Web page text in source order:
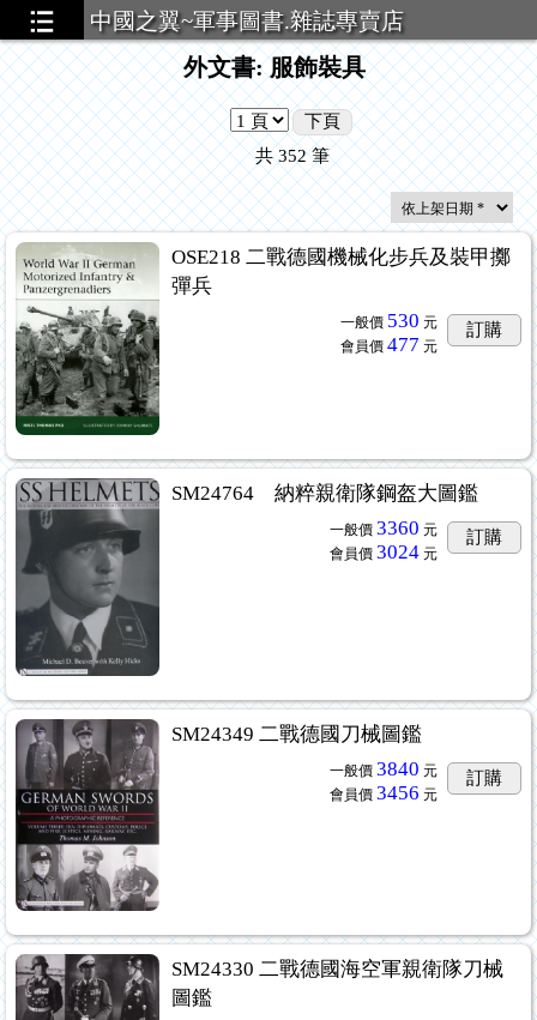
中國之翼~軍事圖書.雜誌專賣店
外文書: 服飾裝具
下頁
共352筆
OSE218 二戰德國機械化步兵及裝甲擲
彈兵
一般價 530 元
會員價 477 元
訂購
SM24764 納粹親衛隊鋼盔大圖鑑
一般價 3360 元
會員價 3024 元
訂購
SM24349 二戰德國刀械圖鑑
一般價 3840 元
會員價 3456 元
訂購
SM24330 二戰德國海空軍親衛隊刀械
圖鑑